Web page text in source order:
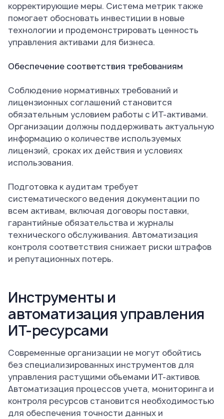
корректирующие меры. Система метрик также
помогает обосновать инвестиции в новые
технологии и продемонстрировать ценность
управления активами для бизнеса.
Обеспечение соответствия требованиям
Соблюдение нормативных требований и
лицензионных соглашений становится
обязательным условием работы с ИТ-активами.
Организации должны поддерживать актуальную
информацию о количестве используемых
лицензий, сроках их действия и условиях
использования.
Подготовка к аудитам требует
систематического ведения документации по
всем активам, включая договоры поставки,
гарантийные обязательства и журналы
технического обслуживания. Автоматизация
контроля соответствия снижает риски штрафов
и репутационных потерь.
Инструменты и
автоматизация управления
ИТ-ресурсами
Современные организации не могут обойтись
без специализированных инструментов для
управления растущими объемами ИТ-активов.
Автоматизация процессов учета, мониторинга и
контроля ресурсов становится необходимостью
для обеспечения точности данных и